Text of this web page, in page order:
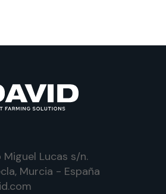
Lucas s/n.
Murcia - España